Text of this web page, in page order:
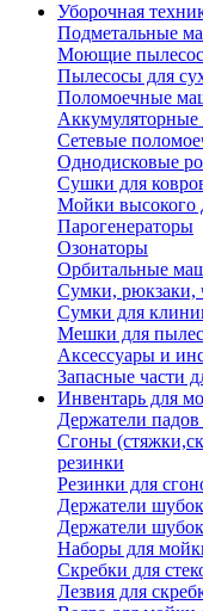
Уборочная
Подметальные
Моющие
Пылесосы для
Поломоечные
Сетевые
Однодисковые
Сушки для
Мойки высокого
Парогенераторы
Озонаторы
Орбитальные
Сумки, рюкзаки,
Сумки для
Мешки для
Аксессуары и
Запасные части
Инвентарь для
Держатели
Сгоны
резинки
Резинки для
Держатели
Держатели шубок
Наборы для
Скребки для
Лезвия для